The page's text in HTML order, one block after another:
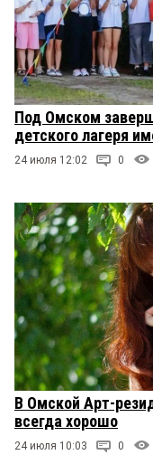
Под Омском
детского лагеря
24 июля 12:02 0
В Омской Арт-
всегда хорошо
24 июля 10:03 0